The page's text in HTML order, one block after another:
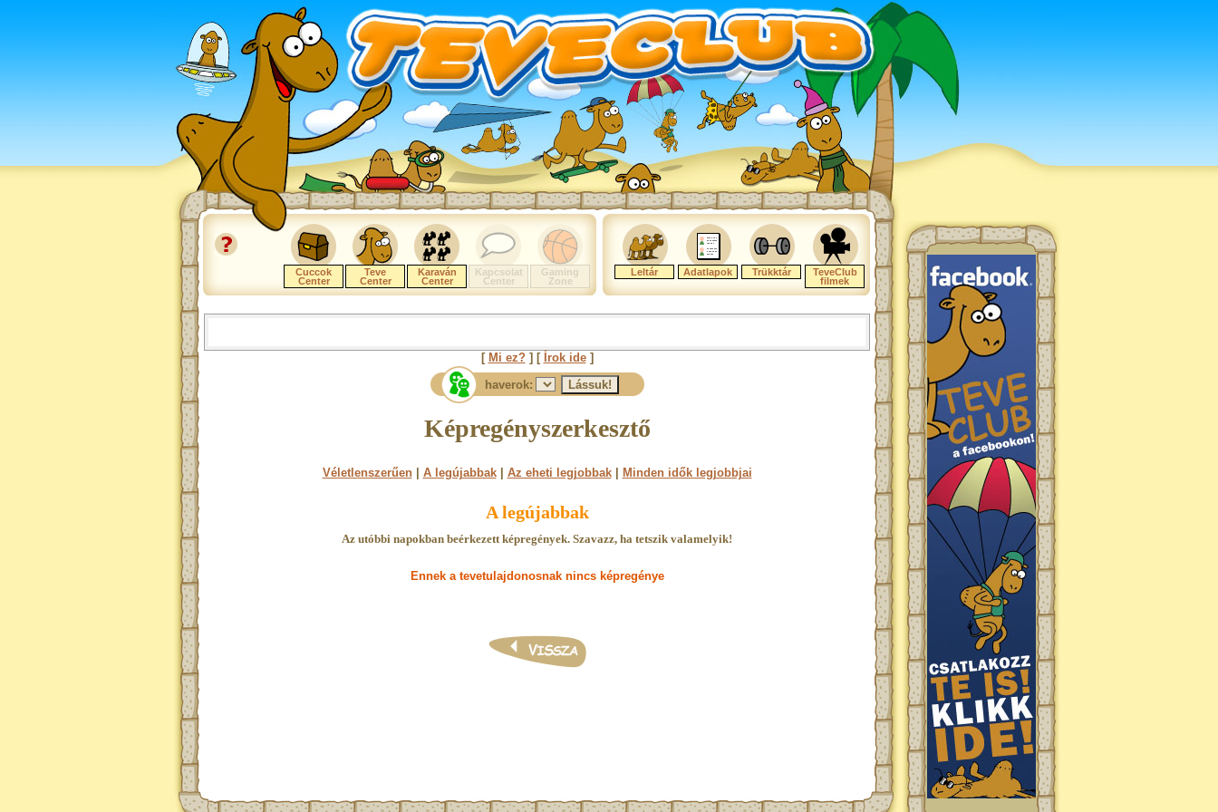
Cuccok
Center
Teve
Center
Karaván
Center
Kapcsolat
Center
Gaming
Zone
Leltár Adatlapok Trükktár
TeveClub
filmek
[ Mi ez?] [ Írok ide]
haverok:
Képregényszerkesztő
Véletlenszerűen| A legújabbak| Az eheti legjobbak| Minden idők legjobbjai
A legújabbak
Az utóbbi napokban beérkezett képregények. Szavazz, ha tetszik valamelyik!
Ennek a tevetulajdonosnak nincs képregénye